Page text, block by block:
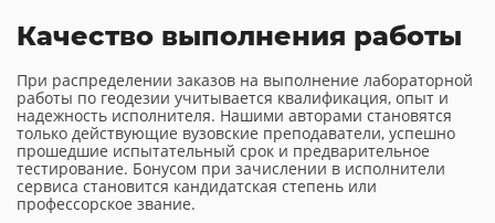
Качество выполнения работы
При распределении заказов на выполнение лабораторной
работы по геодезии учитывается квалификация, опыт и
надежность исполнителя. Нашими авторами становятся
только действующие вузовские преподаватели, успешно
прошедшие испытательный срок и предварительное
тестирование. Бонусом при зачислении в исполнители
сервиса становится кандидатская степень или
профессорское звание.